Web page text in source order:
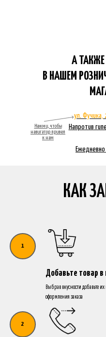
А
В НАШЕМ
ул. Фучика,
Напротив
Нажми, чтобы
навигатор привел
к нам
КАК
Добавьте товар в
Выбрав вкусности добавьте
оформления заказа